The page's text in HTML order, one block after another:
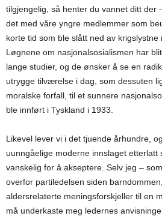
tilgjengelig, så henter du vannet ditt der
det med våre yngre medlemmer som
korte tid som ble slått ned av krigslystne
Løgnene om nasjonalsosialismen har
lange studier, og de ønsker å se en
utrygge tilværelse i dag, som dessuten
moralske forfall, til et sunnere
ble innført i Tyskland i 1933.
Likevel lever vi i det tjuende århundre,
uunngåelige moderne innslaget etterlatt
vanskelig for å akseptere. Selv jeg –
overfor partiledelsen siden
aldersrelaterte meningsforskjeller til en
må underkaste meg ledernes